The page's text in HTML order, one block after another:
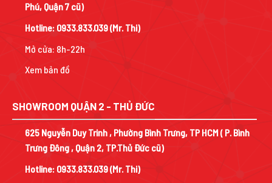
Phú, Quận 7 cũ)
Hotline: 0933.833.039(Mr. Thi)
Mở cửa: 8h-22h
Xem bản đồ
SHOWROOM QUẬN 2 - THỦ ĐỨC
625 Nguyễn Duy Trinh , Phường Bình Trưng, TP HCM ( P. Bình
Trưng Đông , Quận 2, TP.Thủ Đức cũ)
Hotline: 0933.833.039(Mr. Thi)